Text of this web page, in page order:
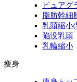
ピュアグ
脂肪幹細
乳頭縮小
陥没乳頭
乳輪縮小
痩身